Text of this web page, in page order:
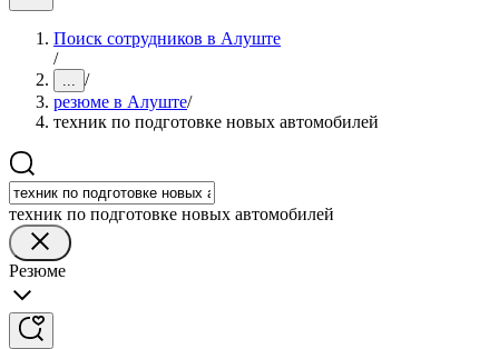
Поиск сотрудников в Алуште
/
... /
резюме в Алуште/
техник по подготовке новых автомобилей
техник по подготовке новых автомобилей
Резюме